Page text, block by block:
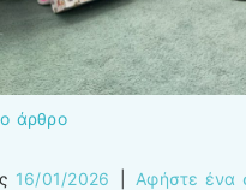
άρθρο
16/01/2026 Αφήστε ένα